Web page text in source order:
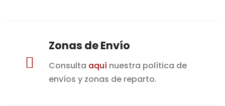

Zonas de Envío
Consulta aquínuestra política de
envíos y zonas de reparto.